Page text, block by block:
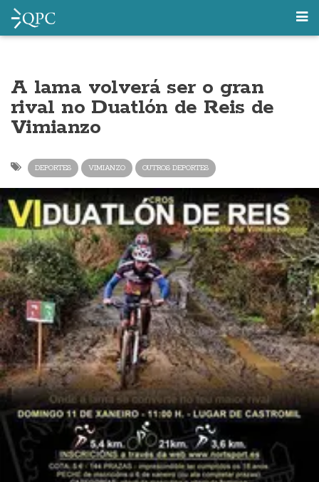
A lama volverá ser o gran
rival no Duatlón de Reis de
Vimianzo
DEPORTES VIMIANZO OUTROS DEPORTES